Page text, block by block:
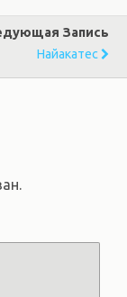
Запись
Найакатес